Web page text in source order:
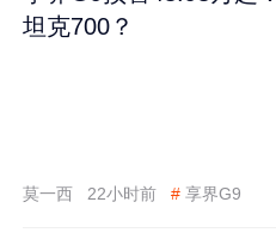
坦克700？
莫一西 22小时前 # 享界G9